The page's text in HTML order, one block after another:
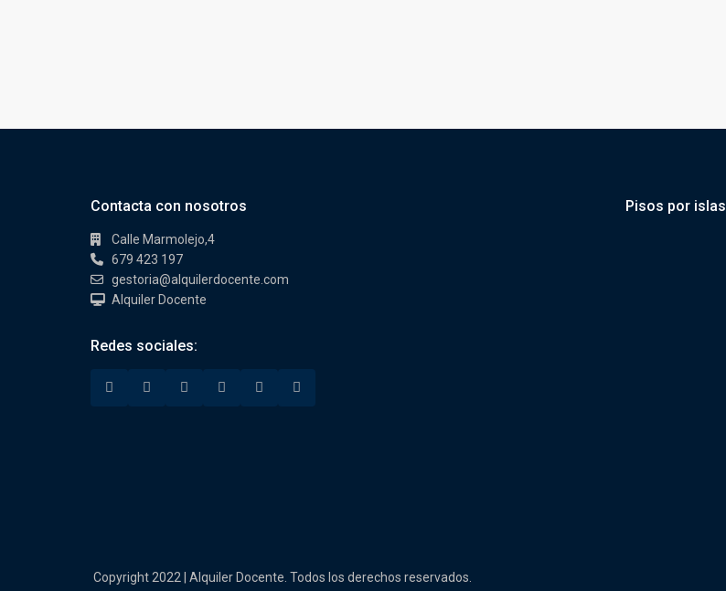
Contacta con nosotros
Calle Marmolejo,4
679 423 197
gestoria@alquilerdocente.com
Alquiler Docente
Redes sociales:
Pisos por islas
Copyright 2022 | Alquiler Docente. Todos los derechos reservados.